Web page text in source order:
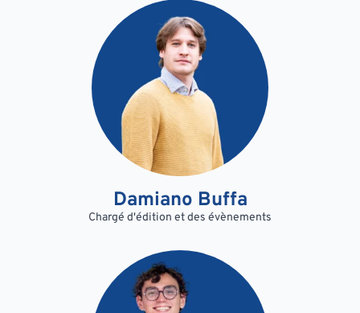
Damiano Buffa
Chargé d'édition et des évènements